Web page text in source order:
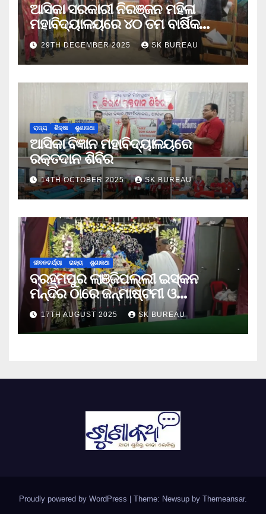
ଆସିକା ସରକାରୀ ନିରଞ୍ଜନ ମହିଳା
ମହାବିଦ୍ୟାଳୟରେ ୪୦ ତମ ବାର୍ଷିକ
କ୍ରୀଡା ଉତ୍ସବ
29TH DECEMBER 2025 SK BUREAU
ରାଜ୍ୟ ଶିକ୍ଷା ଶୁଣାକଥା
ଆସିକା ବିଜ୍ଞାନ ମହାବିଦ୍ୟାଳୟରେ
ରକ୍ତଦାନ ଶିବିର
14TH OCTOBER 2025 SK BUREAU
ଜୀବନଚର୍ଯ୍ୟା ରାଜ୍ୟ ଶୁଣାକଥା
ବ୍ରହ୍ମପୁର ଲାଞ୍ଜିପଲ୍ଲୀ ଇସ୍କନ
ମନ୍ଦିର ଠାରେ ଜନ୍ମାଷ୍ଟମୀ ଓ
ନନ୍ଦୋତ୍ସବ ପାଳିତ
17TH AUGUST 2025 SK BUREAU
Proudly powered by WordPress Theme: Newsup by Themeansar.